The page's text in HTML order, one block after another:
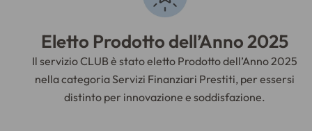
Eletto Prodotto dell’Anno 2025
Il servizio CLUB è stato eletto Prodotto dell’Anno 2025
nella categoria Servizi Finanziari Prestiti, per essersi
distinto per innovazione e soddisfazione.